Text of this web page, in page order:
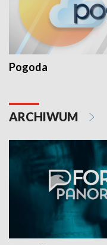
Pogoda
ARCHIWUM